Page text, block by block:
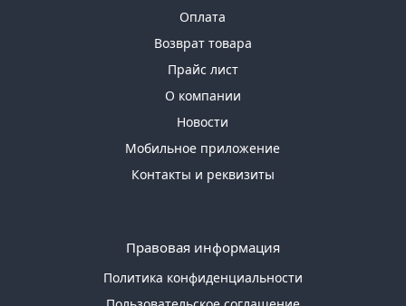
Оплата
Возврат товара
Прайс лист
О компании
Новости
Мобильное приложение
Контакты и реквизиты
Правовая информация
Политика конфиденциальности